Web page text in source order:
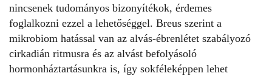
nincsenek tudományos bizonyítékok, érdemes
foglalkozni ezzel a lehetőséggel. Breus szerint a
mikrobiom hatással van az alvás-ébrenlétet szabályozó
cirkadián ritmusra és az alvást befolyásoló
hormonháztartásunkra is, így sokféleképpen lehet